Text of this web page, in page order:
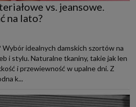
vs. jeansowe.
na lato?
idealnych damskich szortów na
i stylu. Naturalne tkaniny, takie jak len
i przewiewność w upalne dni. Z
k...